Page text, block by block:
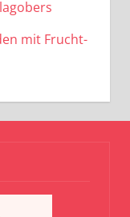
mit Frucht-